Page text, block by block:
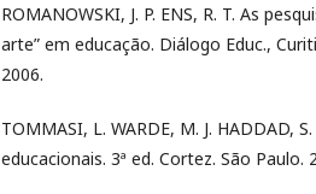
ROMANOWSKI, J. P. ENS, R. T. As
arte” em educação. Diálogo Educ.,
2006.
TOMMASI, L. WARDE, M. J. HADDAD,
educacionais. 3ª ed. Cortez. São Paulo.